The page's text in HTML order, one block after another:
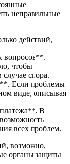
неправильные
действий,
вопросов**.
чтобы
случае спора.
Если проблемы
виде, описывая
В
всех проблем.
возможно,
органы защиты